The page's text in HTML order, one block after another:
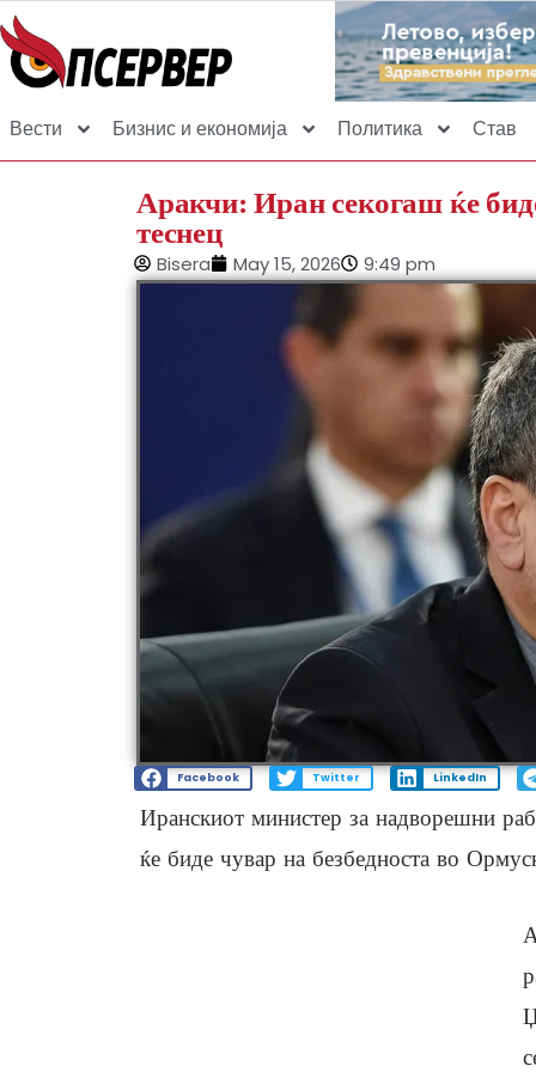
Вести Бизнис и економија Политика Став
Аракчи: Иран секогаш ќе
теснец
Bisera May 15, 2026 9:49 pm
Facebook Twitter LinkedIn
Иранскиот министер за надворешни
ќе биде чувар на безбедноста во